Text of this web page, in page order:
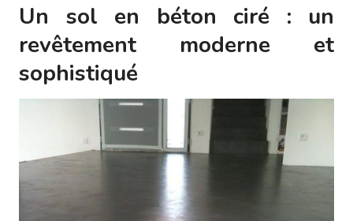
Un sol en béton ciré : un
revêtement moderne et
sophistiqué